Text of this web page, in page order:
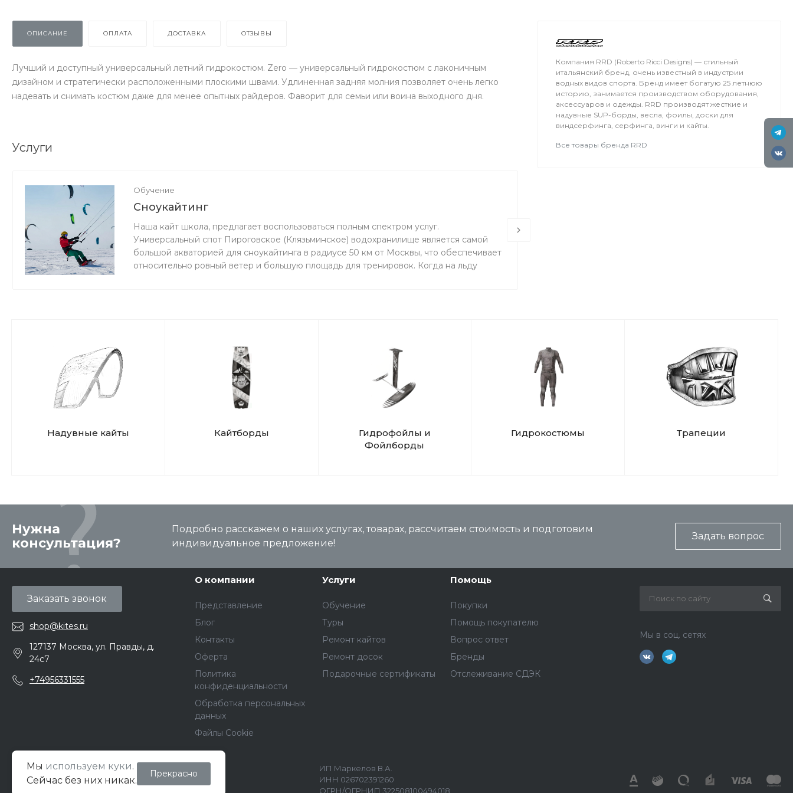
ОПИСАНИЕ ОПЛАТА ДОСТАВКА ОТЗЫВЫ
Лучший и доступный универсальный летний гидрокостюм. Zero — универсальный гидрокостюм с лаконичным
дизайном и стратегически расположенными плоскими швами. Удлиненная задняя молния позволяет очень легко
надевать и снимать костюм даже для менее опытных райдеров. Фаворит для семьи или воина выходного дня.
Услуги
Обучение
Сноукайтинг
Наша кайт школа, предлагает воспользоваться полным спектром услуг.
Универсальный спот Пироговское (Клязьминское) водохранилище является самой
большой акваторией для сноукайтинга в радиусе 50 км от Москвы, что обеспечивает
относительно ровный ветер и большую площадь для тренировок. Когда на льду
Компания RRD (Roberto Ricci Designs) — стильный
итальянский бренд, очень известный в индустрии
водных видов спорта. Бренд имеет богатую 25 летнюю
историю, занимается производством оборудования,
аксессуаров и одежды. RRD производят жесткие и
надувные SUP-борды, весла, фоилы, доски для
виндсерфинга, серфинга, винги и кайты.
Все товары бренда RRD
Надувные кайты Кайтборды
Гидрофойлы и
Фойлборды
Гидрокостюмы Трапеции
Нужна
консультация?
Подробно расскажем о наших услугах, товарах, рассчитаем стоимость и подготовим
индивидуальное предложение!
Задать вопрос
Заказать звонок
shop@kites.ru
127137 Москва, ул. Правды, д.
24с7
+74956331555
О компании
Представление
Блог
Контакты
Оферта
Политика
конфиденциальности
Обработка персональных
данных
Файлы Cookie
Услуги
Обучение
Туры
Ремонт кайтов
Ремонт досок
Подарочные сертификаты
Помощь
Покупки
Помощь покупателю
Вопрос ответ
Бренды
Отслеживание СДЭК
Мы в соц. сетях
© 2026 Кайт Pro Shop, Все права защищены
ИП Маркелов В.А.
ИНН 026702391260
ОГРН/ОГРНИП 322508100494018
Мы используем куки.
Сейчас без них никак.
Прекрасно